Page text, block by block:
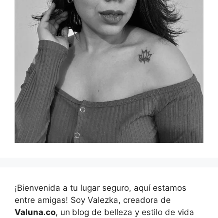
¡Bienvenida a tu lugar seguro, aquí estamos
entre amigas! Soy Valezka, creadora de
Valuna.co, un blog de belleza y estilo de vida